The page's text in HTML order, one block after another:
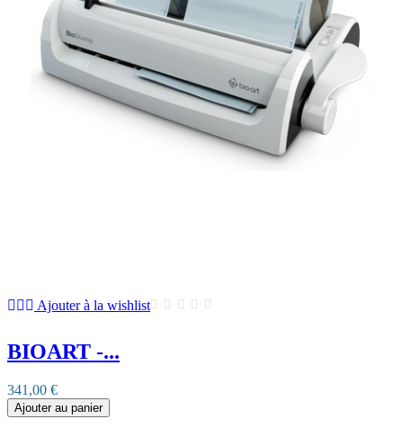
Ajouter à la wishlist
BIOART -...
341,00 €
Ajouter au panier